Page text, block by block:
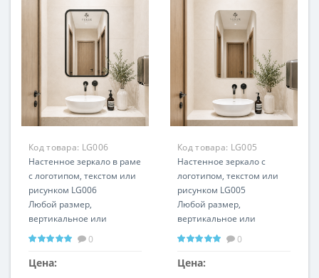
Код товара: LG006
Настенное зеркало в раме
с логотипом, текстом или
рисунком LG006
Любой размер,
вертикальное или
горизонтальное
0
Цена:
Код товара: LG005
Настенное зеркало с
логотипом, текстом или
рисунком LG005
Любой размер,
вертикальное или
горизонтальное
0
Цена: